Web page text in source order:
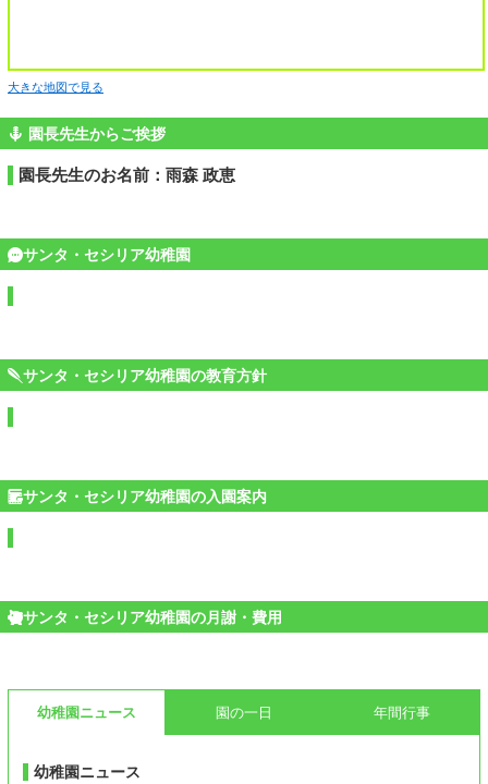
大きな地図で見る
園長先生からご挨拶
園長先生のお名前：雨森 政恵
サンタ・セシリア幼稚園
サンタ・セシリア幼稚園の教育方針
サンタ・セシリア幼稚園の入園案内
サンタ・セシリア幼稚園の月謝・費用
幼稚園ニュース 園の一日 年間行事
幼稚園ニュース